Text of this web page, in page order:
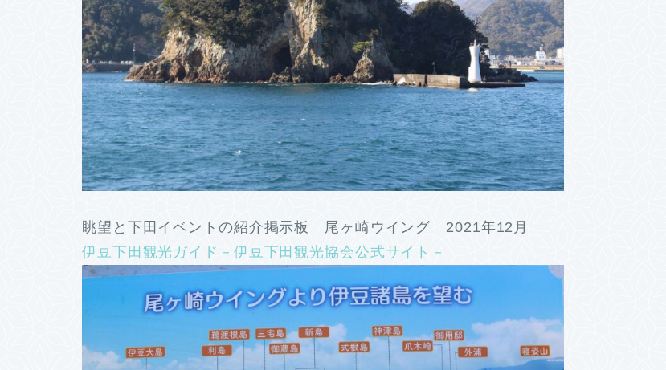
眺望と下田イベントの紹介掲示板 尾ヶ崎ウイング 2021年12月
伊豆下田観光ガイド－伊豆下田観光協会公式サイト－